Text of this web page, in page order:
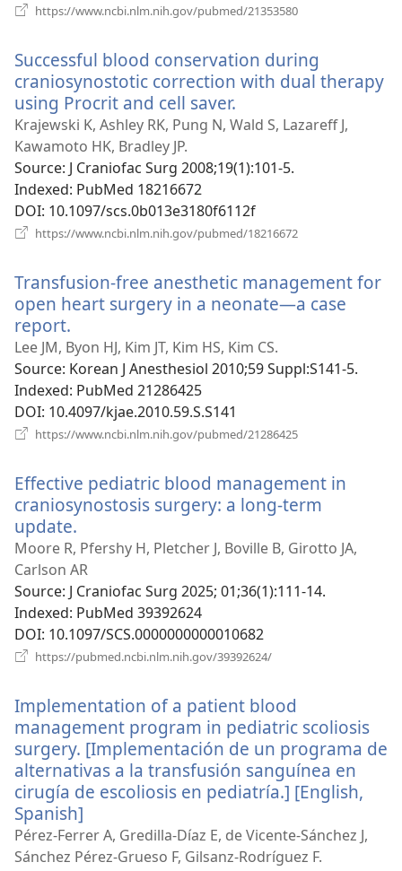
https://www.ncbi.nlm.nih.gov/pubmed/21353580
вікні)
Successful blood conservation during
craniosynostotic correction with dual therapy
using Procrit and cell saver.
у
вікні)
Krajewski K, Ashley RK, Pung N, Wald S, Lazareff J,
Kawamoto HK, Bradley JP.
Source‎: J Craniofac Surg 2008;19(1):101-5.
Indexed‎: PubMed 18216672
DOI‎: 10.1097/scs.0b013e3180f6112f
https://www.ncbi.nlm.nih.gov/pubmed/18216672
вікні)
Transfusion-free anesthetic management for
open heart surgery in a neonate—a case
report.
у
новому
вікні)
Lee JM, Byon HJ, Kim JT, Kim HS, Kim CS.
Source‎: Korean J Anesthesiol 2010;59 Suppl:S141-5.
Indexed‎: PubMed 21286425
DOI‎: 10.4097/kjae.2010.59.S.S141
https://www.ncbi.nlm.nih.gov/pubmed/21286425
вікні)
Effective pediatric blood management in
craniosynostosis surgery: a long-term
update.
у
новому
вікні)
Moore R, Pfershy H, Pletcher J, Boville B, Girotto JA,
Carlson AR
Source‎: J Craniofac Surg 2025; 01;36(1):111-14.
Indexed‎: PubMed 39392624
DOI‎: 10.1097/SCS.0000000000010682
https://pubmed.ncbi.nlm.nih.gov/39392624/
вікні)
Implementation of a patient blood
management program in pediatric scoliosis
surgery. [Implementación de un programa de
alternativas a la transfusión sanguínea en
cirugía de escoliosis en pediatría.] [English,
Spanish]
у
новому
Pérez-Ferrer A, Gredilla-Díaz E, de Vicente-Sánchez J,
Sánchez Pérez-Grueso F, Gilsanz-Rodríguez F.